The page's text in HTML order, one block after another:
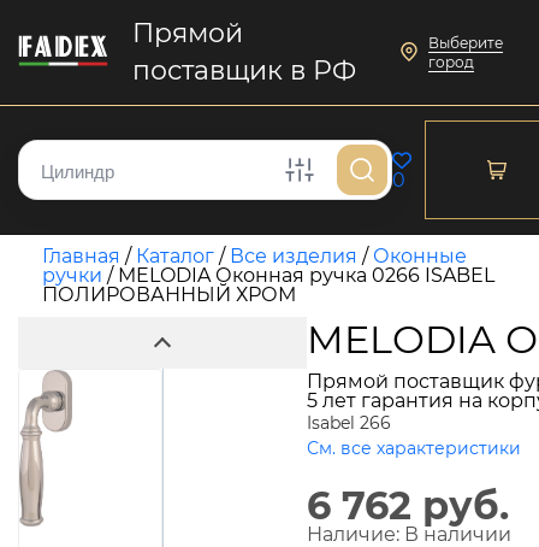
Прямой
поставщик в РФ
Выберите
город
0
Главная / Каталог / Все изделия / Оконные
ручки / MELODIA Оконная ручка 0266 ISABEL
ПОЛИРОВАННЫЙ ХРОМ
MELODIA
Прямой поставщик
5 лет гарантия на
Isabel 266
См. все характеристики
6 762 руб.
Наличие: В наличии